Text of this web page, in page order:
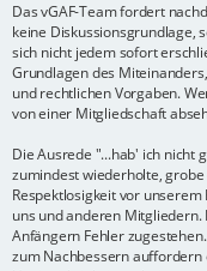
Das vGAF-Team fordert
keine Diskussionsgrundlage,
sich nicht jedem sofort
Grundlagen des
und rechtlichen Vorgaben.
von einer Mitgliedschaft
Die Ausrede "...hab' ich nicht
zumindest wiederholte,
Respektlosigkeit vor
uns und anderen
Anfängern Fehler
zum Nachbessern